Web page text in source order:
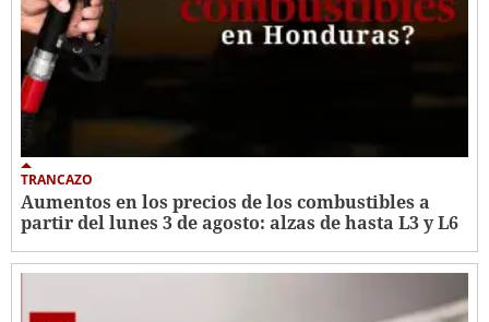
TRANCAZO
Aumentos en los precios de los combustibles a
partir del lunes 3 de agosto: alzas de hasta L3 y L6 ​​​​​​